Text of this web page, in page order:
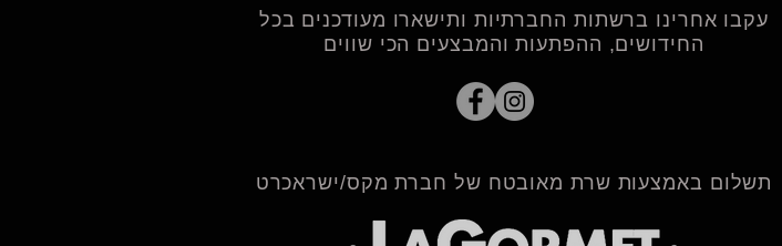
עקבו אחרינו ברשתות החברתיות ותישארו מעודכנים בכל
החידושים, ההפתעות והמבצעים הכי שווים
תשלום באמצעות שרת מאובטח של חברת מקס/ישראכרט